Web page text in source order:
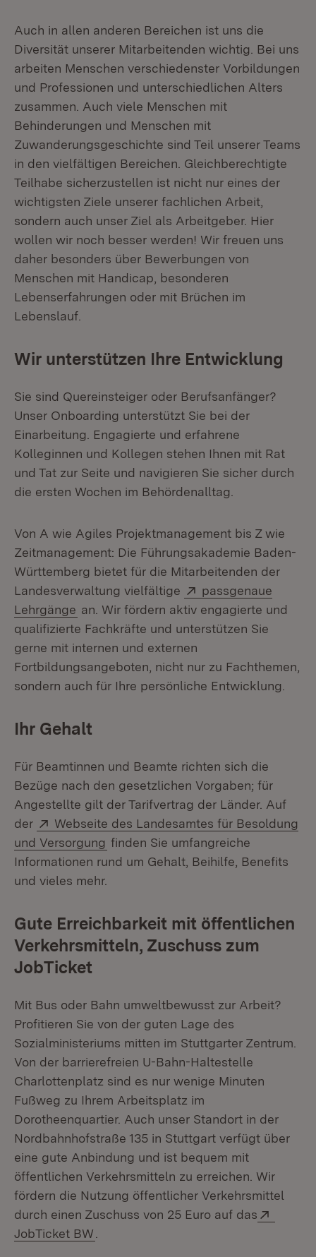
Auch in allen anderen Bereichen ist uns die
Diversität unserer Mitarbeitenden wichtig. Bei uns
arbeiten Menschen verschiedenster Vorbildungen
und Professionen und unterschiedlichen Alters
zusammen. Auch viele Menschen mit
Behinderungen und Menschen mit
Zuwanderungsgeschichte sind Teil unserer Teams
in den vielfältigen Bereichen. Gleichberechtigte
Teilhabe sicherzustellen ist nicht nur eines der
wichtigsten Ziele unserer fachlichen Arbeit,
sondern auch unser Ziel als Arbeitgeber. Hier
wollen wir noch besser werden! Wir freuen uns
daher besonders über Bewerbungen von
Menschen mit Handicap, besonderen
Lebenserfahrungen oder mit Brüchen im
Lebenslauf.
Wir unterstützen Ihre Entwicklung
Sie sind Quereinsteiger oder Berufsanfänger?
Unser Onboarding unterstützt Sie bei der
Einarbeitung. Engagierte und erfahrene
Kolleginnen und Kollegen stehen Ihnen mit Rat
und Tat zur Seite und navigieren Sie sicher durch
die ersten Wochen im Behördenalltag.
Von A wie Agiles Projektmanagement bis Z wie
Zeitmanagement: Die Führungsakademie Baden-
Württemberg bietet für die Mitarbeitenden der
Landesverwaltung vielfältige
Extern:
passgenaue
Lehrgänge (Öffnet in neuem Fenster)
an. Wir fördern aktiv engagierte und
qualifizierte Fachkräfte und unterstützen Sie
gerne mit internen und externen
Fortbildungsangeboten, nicht nur zu Fachthemen,
sondern auch für Ihre persönliche Entwicklung.
Ihr Gehalt
Für Beamtinnen und Beamte richten sich die
Bezüge nach den gesetzlichen Vorgaben; für
Angestellte gilt der Tarifvertrag der Länder. Auf
der
Extern:
Webseite des Landesamtes für Besoldung
und Versorgung (Öffnet in neuem Fenster)
finden Sie umfangreiche
Informationen rund um Gehalt, Beihilfe, Benefits
und vieles mehr.
Gute Erreichbarkeit mit öffentlichen
Verkehrsmitteln, Zuschuss zum
JobTicket
Mit Bus oder Bahn umweltbewusst zur Arbeit?
Profitieren Sie von der guten Lage des
Sozialministeriums mitten im Stuttgarter Zentrum.
Von der barrierefreien U-Bahn-Haltestelle
Charlottenplatz sind es nur wenige Minuten
Fußweg zu Ihrem Arbeitsplatz im
Dorotheenquartier. Auch unser Standort in der
Nordbahnhofstraße 135 in Stuttgart verfügt über
eine gute Anbindung und ist bequem mit
öffentlichen Verkehrsmitteln zu erreichen. Wir
fördern die Nutzung öffentlicher Verkehrsmittel
durch einen Zuschuss von 25 Euro auf das
JobTicket BW